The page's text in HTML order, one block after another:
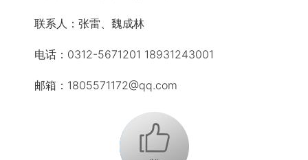
联系人：张雷、魏成林
电话：0312-5671201 18931243001
邮箱：1805571172@qq.com
+1